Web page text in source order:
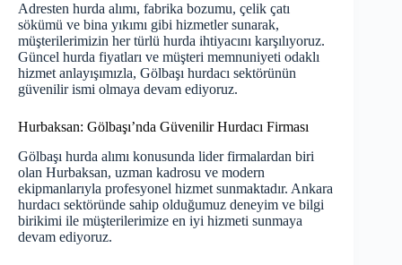
Adresten hurda alımı, fabrika bozumu, çelik çatı
sökümü ve bina yıkımı gibi hizmetler sunarak,
müşterilerimizin her türlü hurda ihtiyacını karşılıyoruz.
Güncel hurda fiyatları ve müşteri memnuniyeti odaklı
hizmet anlayışımızla, Gölbaşı hurdacı sektörünün
güvenilir ismi olmaya devam ediyoruz.
Hurbaksan: Gölbaşı’nda Güvenilir Hurdacı Firması
Gölbaşı hurda alımı konusunda lider firmalardan biri
olan Hurbaksan, uzman kadrosu ve modern
ekipmanlarıyla profesyonel hizmet sunmaktadır. Ankara
hurdacı sektöründe sahip olduğumuz deneyim ve bilgi
birikimi ile müşterilerimize en iyi hizmeti sunmaya
devam ediyoruz.